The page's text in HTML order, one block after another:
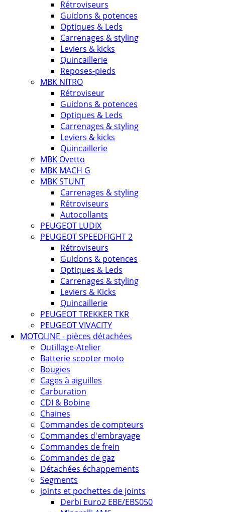
Rétroviseurs
Guidons & potences
Optiques & Leds
Carrenages & styling
Leviers & kicks
Quincaillerie
Reposes-pieds
MBK NITRO
Rétroviseur
Guidons & potences
Optiques & Leds
Carrenages & styling
Leviers & kicks
Quincaillerie
MBK Ovetto
MBK MACH G
MBK STUNT
Carrenages & styling
Rétroviseurs
Autocollants
PEUGEOT LUDIX
PEUGEOT SPEEDFIGHT 2
Rétroviseurs
Guidons & potences
Optiques & Leds
Carrenages & styling
Leviers & Kicks
Quincaillerie
PEUGEOT TREKKER TKR
PEUGEOT VIVACITY
MOTOLINE - pièces détachées
Outillage-Atelier
Batterie scooter moto
Bougies
Cages à aiguilles
Carburation
CDI & Bobine
Chaines
Commandes de compteurs
Commandes d'embrayage
Commandes de frein
Commandes de gaz
Détachées échappements
Segments
joints et pochettes de joints
Derbi Euro2 EBE/EBS050